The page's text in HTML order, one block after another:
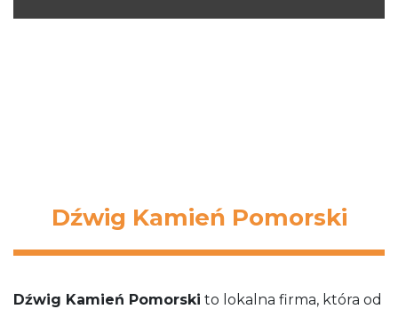
Dźwig Kamień Pomorski
Dźwig Kamień Pomorski to lokalna firma, która od